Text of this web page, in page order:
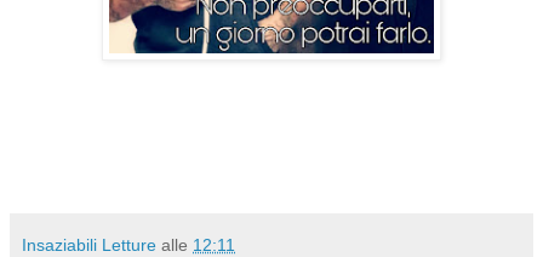
Insaziabili Letture alle 12:11